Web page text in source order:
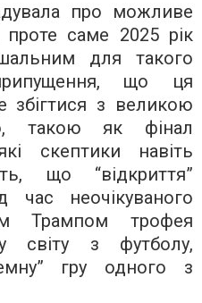
про можливе
проте саме 2025 рік
для такого
що ця
збігтися з великою
такою як фінал
скептики навіть
що “відкриття”
час неочікуваного
Трампом трофея
світу з футболу,
гру одного з